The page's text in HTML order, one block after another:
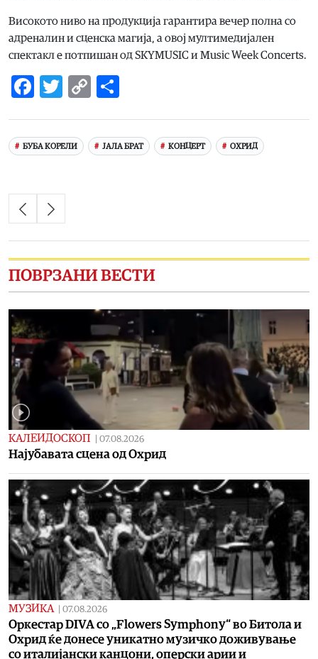
Високото ниво на продукција гарантира вечер полна со
адреналин и сценска магија, а овој мултимедијален
спектакл е потпишан од SKYMUSIC и Music Week Concerts.
Facebook
Twitter
Copy
БУБА КОРЕЛИ ЈАЛА БРАТ КОНЦЕРТ ОХРИД
ПОВРЗАНИ ВЕСТИ
КАЛЕИДОСКОП 07.08.2026
Најубавата сцена од Охрид
МУЗИКА 07.08.2026
Оркестар DIVA со „Flowers Symphony“ во Битола и
Охрид ќе донесе уникатно музичко доживување
со италијански канцони, оперски арии и